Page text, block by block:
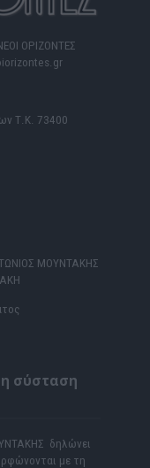
ΟΡΙΖΟΝΤΕΣ
Τ.Κ. 73400
ΜΟΥΝΤΑΚΗΣ
σύσταση
δηλώνει
με τη